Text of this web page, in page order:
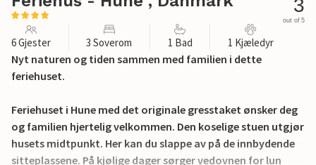
3
out of 5
6 Gjester 3 Soverom 1 Bad 1 Kjæledyr
Nyt naturen og tiden sammen med familien i dette
feriehuset.
Feriehuset i Hune med det originale gresstaket ønsker deg
og familien hjertelig velkommen. Den koselige stuen utgjør
husets midtpunkt. Her kan du slappe av på de innbydende
sitteplassene. På kjølige dager sørger vedovnen for lun